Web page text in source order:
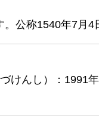
。公称1540年7
づけんし）：